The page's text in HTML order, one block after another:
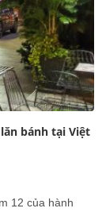
bánh tại Việt
12 của hành